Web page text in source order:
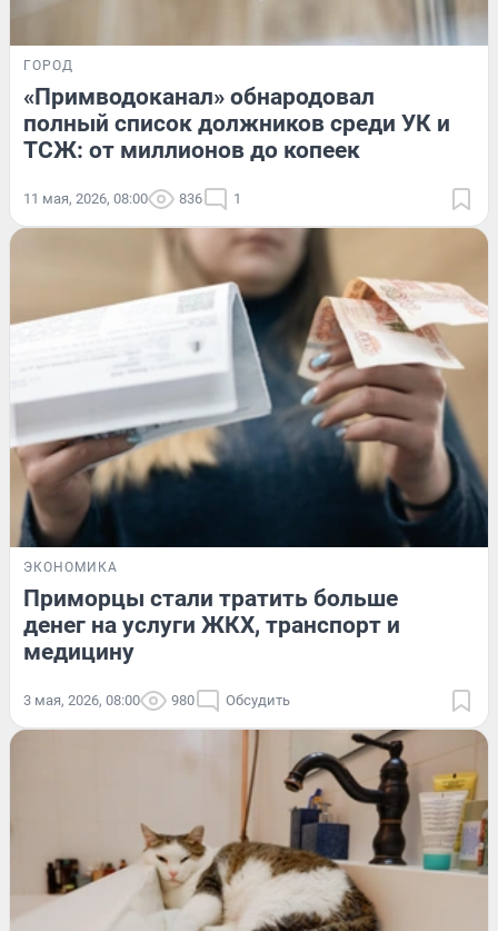
ГОРОД
«Примводоканал» обнародовал
полный список должников среди УК и
ТСЖ: от миллионов до копеек
11 мая, 2026, 08:00 836 1
ЭКОНОМИКА
Приморцы стали тратить больше
денег на услуги ЖКХ, транспорт и
медицину
3 мая, 2026, 08:00 980 Обсудить